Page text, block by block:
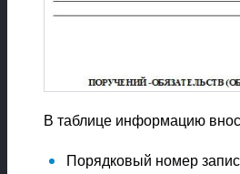
В таблице информацию
Порядковый номер